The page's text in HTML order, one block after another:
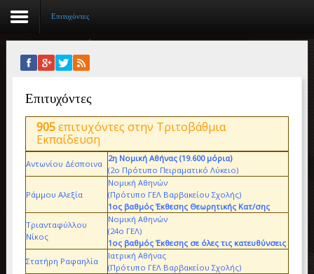
Αρχική
Βιογραφικό
Συγγραφικό έργο
Εργασίες
Διακρίσεις
Επιτυχόντες
Επιτυχόντες
905επιτυχόντες στην Τριτοβάθμια
Εκπαίδευση
Αντωνίου Δέσποινα
2η Νομική Αθήνας (19.600 μόρια)
(2ο Πρότυπο Πειραματικό Λύκειο)
Ράμμου Αλεξία
Νομική Αθηνών
(Πρότυπο ΓΕΛ Βαρβακείου Σχολής)
1ος βαθμός Έκθεσης Θεωρητικής Κατ/σης
Τριανταφύλλου
Νίκος
Νομική Αθηνών
(24ο ΓΕΛ)
1ος βαθμός Έκθεσης σε όλες τις κατευθύνσεις
Στατήρη Ραφαηλία
Ιατρική Αθήνας
(Πρότυπο ΓΕΛ Βαρβακείου Σχολής)